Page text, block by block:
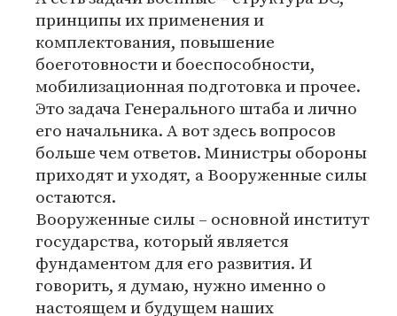
принципы их применения и
комплектования, повышение
боеготовности и боеспособности,
мобилизационная подготовка и прочее.
Это задача Генерального штаба и лично
его начальника. А вот здесь вопросов
больше чем ответов. Министры обороны
приходят и уходят, а Вооруженные силы
остаются.
Вооруженные силы – основной институт
государства, который является
фундаментом для его развития. И
говорить, я думаю, нужно именно о
настоящем и будущем наших